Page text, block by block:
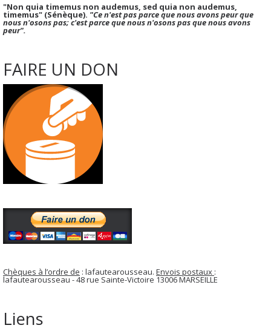
"Non quia timemus non audemus, sed quia non audemus,
timemus" (Sénèque). "Ce n'est pas parce que nous avons peur que
nous n'osons pas; c'est parce que nous n'osons pas que nous avons
peur".
FAIRE UN DON
Chèques à l’ordre de : lafautearousseau. Envois postaux :
lafautearousseau - 48 rue Sainte-Victoire 13006 MARSEILLE
Liens